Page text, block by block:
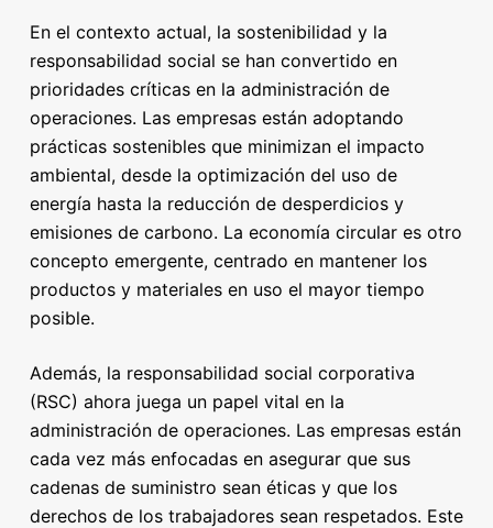
En el contexto actual, la sostenibilidad y la
responsabilidad social se han convertido en
prioridades críticas en la administración de
operaciones. Las empresas están adoptando
prácticas sostenibles que minimizan el impacto
ambiental, desde la optimización del uso de
energía hasta la reducción de desperdicios y
emisiones de carbono. La economía circular es otro
concepto emergente, centrado en mantener los
productos y materiales en uso el mayor tiempo
posible.
Además, la responsabilidad social corporativa
(RSC) ahora juega un papel vital en la
administración de operaciones. Las empresas están
cada vez más enfocadas en asegurar que sus
cadenas de suministro sean éticas y que los
derechos de los trabajadores sean respetados. Este